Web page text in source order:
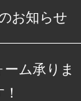
お知らせ
ム承りま